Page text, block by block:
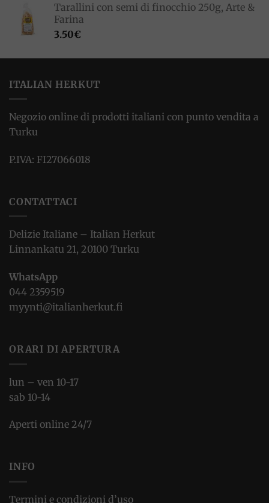
Tarallini con semi di finocchio 250g, Arte &
Farina
3.50€
ITALIAN HERKUT
Negozio online di prodotti italiani con punto vendita a
Turku
P.IVA: FI27066018
CONTATTACI
Delizie Italiane – Italian Herkut
Linnankatu 21, 20100 Turku
WhatsApp
044 2359519
myynti@italianherkut.fi
ORARI DI APERTURA
lun – ven 10-17
sab 10-14
Aperti online 24/7
INFO
Termini e condizioni d’uso